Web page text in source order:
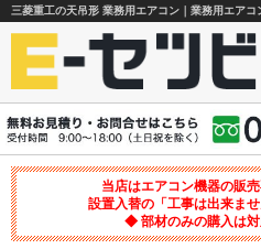
三菱重工の天吊形 業務用エアコン｜業務用エアコ
当店はエアコン機器の販
設置入替の「工事は出来ま
◆ 部材のみの購入は